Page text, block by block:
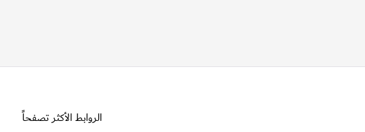
الروابط الأكثر تصفحاً